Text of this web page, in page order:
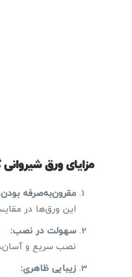
مزایای ورق شیروانی
مقرون‌به‌صرفه بودن
این ورق‌ها در
سهولت در نصب:
نصب سریع و
زیبایی ظاهری: